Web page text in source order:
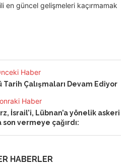
en güncel gelişmeleri kaçırmamak
Haber
Tarih Çalışmaları Devam Ediyor
Haber
İsrail’i, Lübnan’a yönelik askeri
son vermeye çağırdı:
HABERLER